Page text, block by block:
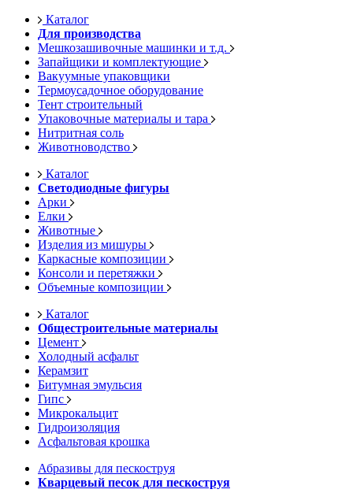
Каталог
Для производства
Мешкозашивочные машинки и т.д.
Запайщики и комплектующие
Вакуумные упаковщики
Термоусадочное оборудование
Тент строительный
Упаковочные материалы и тара
Нитритная соль
Животноводство
Каталог
Светодиодные фигуры
Арки
Елки
Животные
Изделия из мишуры
Каркасные композиции
Консоли и перетяжки
Объемные композиции
Каталог
Общестроительные материалы
Цемент
Холодный асфальт
Керамзит
Битумная эмульсия
Гипс
Микрокальцит
Гидроизоляция
Асфальтовая крошка
Абразивы для пескоструя
Кварцевый песок для пескоструя